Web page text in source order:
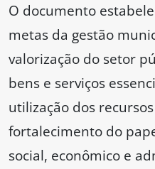
O documento
metas da gestão
valorização do setor
bens e serviços
utilização dos
fortalecimento do
social, econômico e